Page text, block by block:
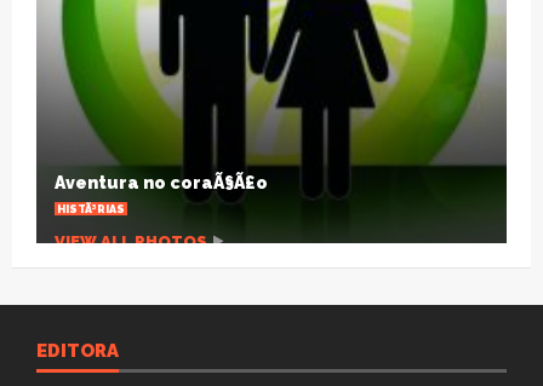
A pandemia que desnuda um planeta
agonizante
ARTIGOS
VIEW ALL PHOTOS
EDITORA